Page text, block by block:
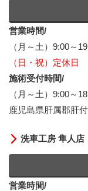
営業時間/
（月～土）9:00～
（日・祝）定休日
施術受付時間/
（月～土）9:00～
鹿児島県肝属郡肝
洗車工房 隼人店
営業時間/